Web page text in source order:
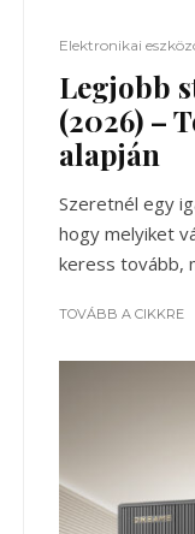
Elektronikai
Legjobb
(2026) –
alapján
Szeretnél egy
hogy melyiket
keress tovább,
TOVÁBB A CIKKRE